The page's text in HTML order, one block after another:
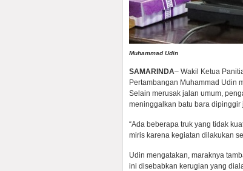
Muhammad Udin
SAMARINDA– Wakil Ketua
Pertambangan Muhammad Udin
Selain merusak jalan umum,
meninggalkan batu bara dipinggir
“Ada beberapa truk yang tidak
miris karena kegiatan dilakukan
Udin mengatakan, maraknya
ini disebabkan kerugian yang